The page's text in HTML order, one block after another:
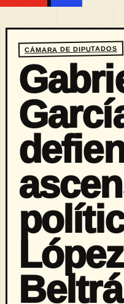
CÁMARA DE DIPUTADOS
López